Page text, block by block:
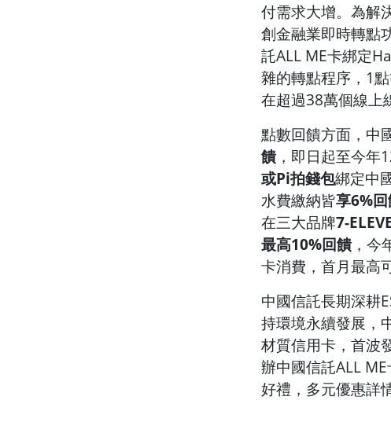
付需求大增。為解
創金融業即時轉點
託ALL ME卡綁定
雜的轉點程序，1
在超過38萬個線上
點數回饋方面，中
饋，即日起至今年
或Pi拍錢包綁定中
水費繳納皆享6%
在三大品牌7-
最高10%回饋，今
卡消費，首月最高
中國信託長期深耕
持環境永續發展，
材質信用卡，首波
辦中國信託ALL
好禮，多元優惠詳